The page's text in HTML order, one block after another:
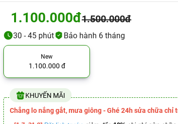
1.100.000đ1.500.000đ
30 - 45 phút Bảo hành 6 tháng
New
1.100.000 đ
KHUYẾN MÃI
Chẳng lo nắng gắt, mưa giông - Ghé 24h sửa chữa chỉ